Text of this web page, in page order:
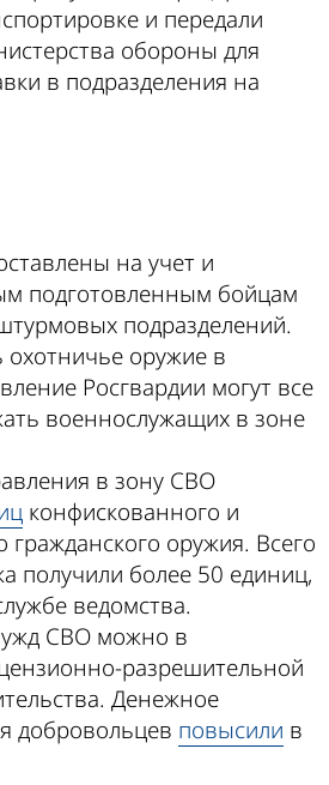
и передали
обороны для
в подразделения на
на учет и
подготовленным бойцам
подразделений.
оружие в
Росгвардии могут все
военнослужащих в зоне
в зону СВО
конфискованного и
гражданского оружия. Всего
получили более 50 единиц,
ведомства.
СВО можно в
разрешительной
Денежное
добровольцев повысили в